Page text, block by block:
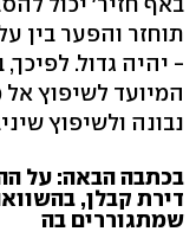
תוחזר והפער בין
- יהיה גדול.
המיועד לשיפוץ
נבונה ולשיפוץ
בכתבה הבאה: על
דירת קבלן,
שמתגוררים בה